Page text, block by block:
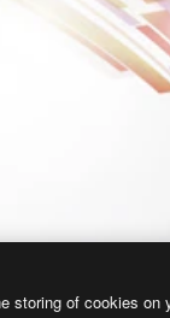
storing of cookies